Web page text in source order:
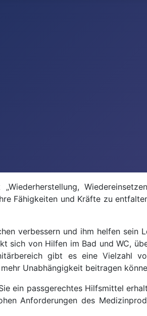
Fähigkeiten und Kräfte zu
verbessern und ihm helfen sein
sich von Hilfen im Bad und WC,
gibt es eine Vielzahl
Unabhängigkeit beitragen
ein passgerechtes Hilfsmittel
Anforderungen des